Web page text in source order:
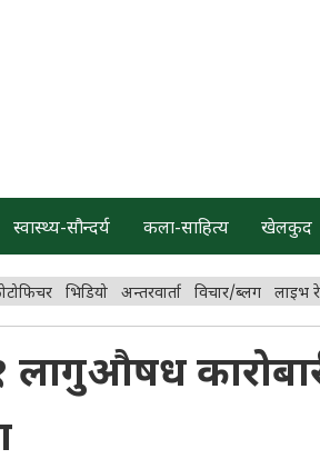
स्वास्थ्य-सौन्दर्य कला-साहित्य खेलकुद
भिडियो अन्तरवार्ता विचार/ब्लग लाइभ
लागुऔषध